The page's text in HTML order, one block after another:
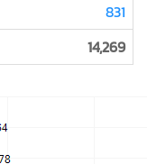
831
14,269